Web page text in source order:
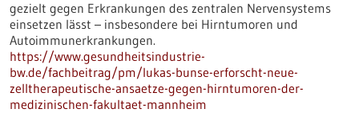
gezielt gegen Erkrankungen des zentralen Nervensystems
einsetzen lässt – insbesondere bei Hirntumoren und
Autoimmunerkrankungen.
https://www.gesundheitsindustrie-
bw.de/fachbeitrag/pm/lukas-bunse-erforscht-neue-
zelltherapeutische-ansaetze-gegen-hirntumoren-der-
medizinischen-fakultaet-mannheim